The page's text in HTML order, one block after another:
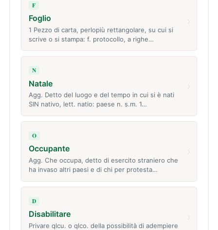
F
Foglio
1 Pezzo di carta, perlopiù rettangolare, su cui si
scrive o si stampa: f. protocollo, a righe…
N
Natale
Agg. Detto del luogo e del tempo in cui si è nati
SIN nativo, lett. natio: paese n. s.m. 1…
O
Occupante
Agg. Che occupa, detto di esercito straniero che
ha invaso altri paesi e di chi per protesta…
D
Disabilitare
Privare qlcu. o qlco. della possibilità di adempiere